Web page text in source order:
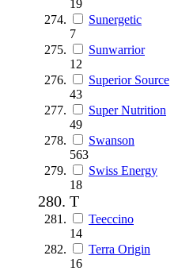
19
Sunergetic
7
Sunwarrior
12
Superior Source
43
Super Nutrition
49
Swanson
563
Swiss Energy
18
T
Teeccino
14
Terra Origin
16